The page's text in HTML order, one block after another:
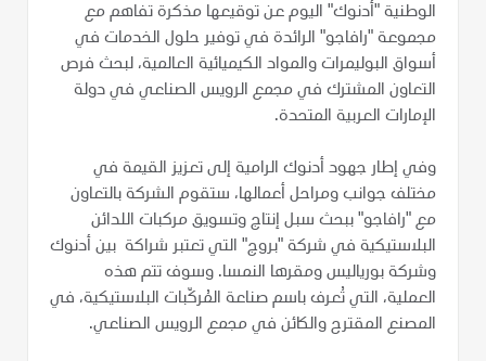
الوطنية "أدنوك" اليوم عن توقيعها مذكرة تفاهم مع
مجموعة "رافاجو" الرائدة في توفير حلول الخدمات في
أسواق البوليمرات والمواد الكيميائية العالمية، لبحث فرص
التعاون المشترك في مجمع الرويس الصناعي في دولة
الإمارات العربية المتحدة.
وفي إطار جهود أدنوك الرامية إلى تعزيز القيمة في
مختلف جوانب ومراحل أعمالها، ستقوم الشركة بالتعاون
مع "رافاجو" ببحث سبل إنتاج وتسويق مركبات اللدائن
البلاستيكية في شركة "بروج" التي تعتبر شراكة بين أدنوك
وشركة بورياليس ومقرها النمسا. وسوف تتم هذه
العملية، التي تُعرف باسم صناعة المُركّبات البلاستيكية، في
المصنع المقترح والكائن في مجمع الرويس الصناعي.